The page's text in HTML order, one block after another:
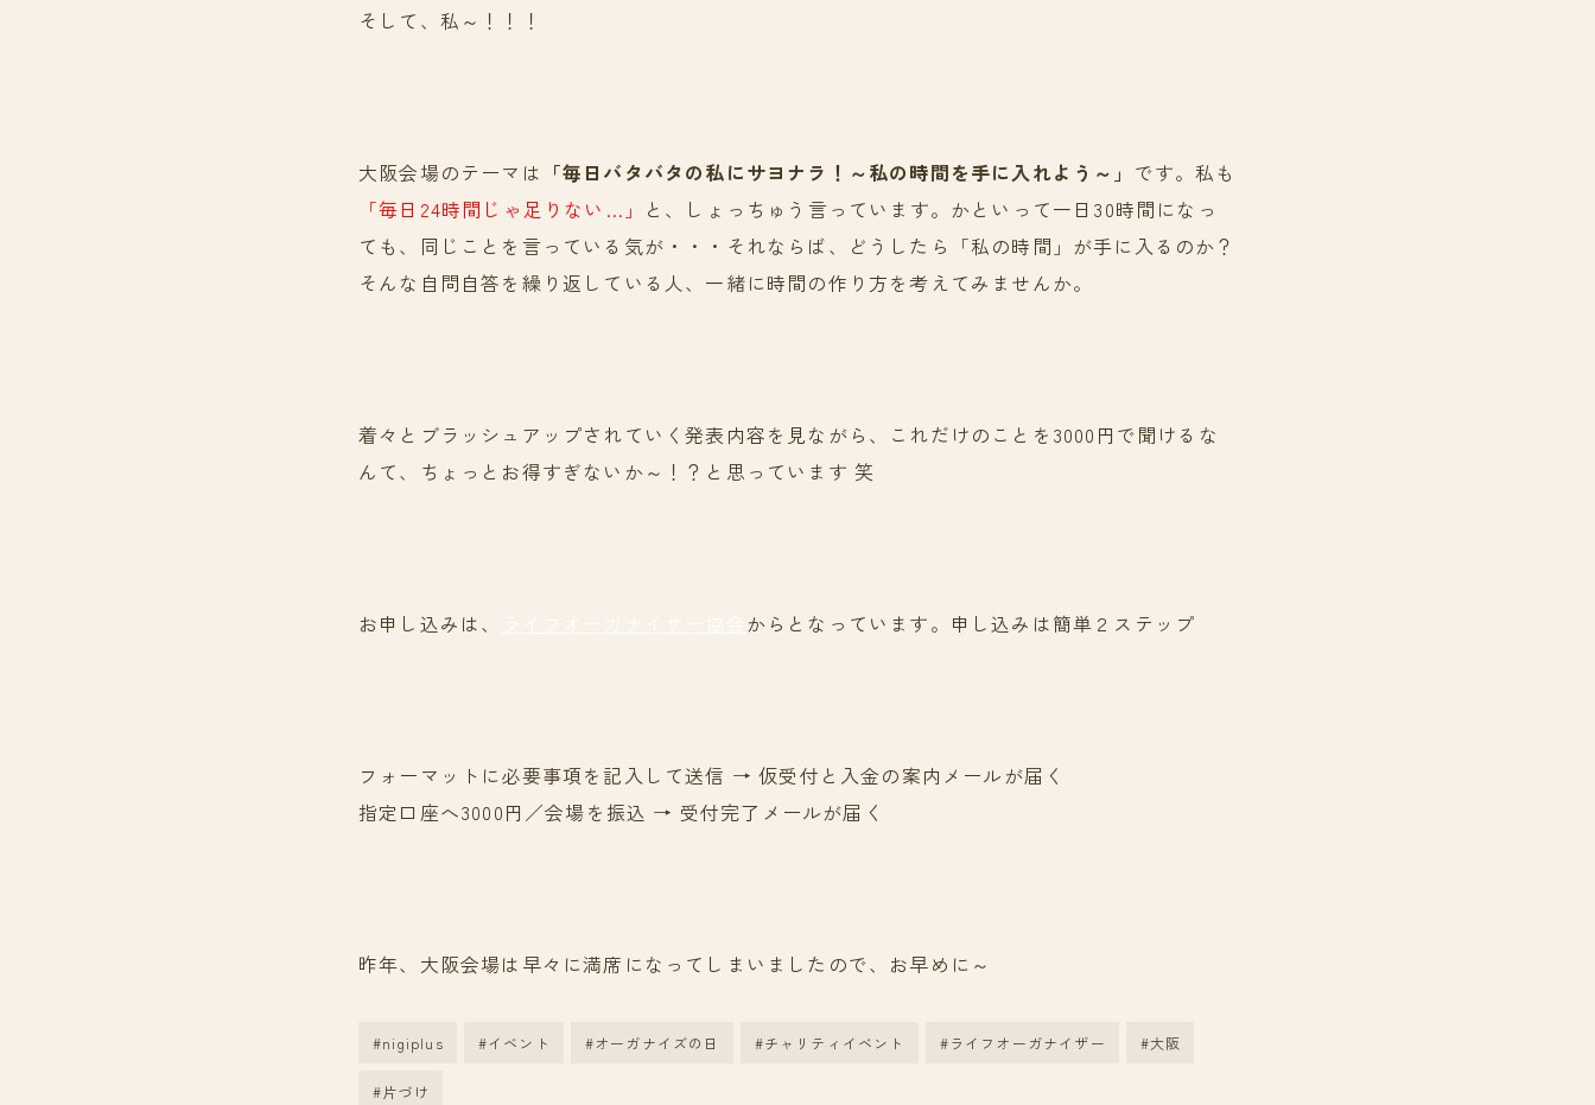
そして、私～！！！
大阪会場のテーマは 「毎日バタバタの私にサヨナラ！～私の時間を手に入れよう～」 です。私も
「毎日24時間じゃ足りない…」 と、しょっちゅう言っています。かといって一日30時間になっ
ても、同じことを言っている気が・・・それならば、どうしたら「私の時間」が手に入るのか？
そんな自問自答を繰り返している人、一緒に時間の作り方を考えてみませんか。
着々とブラッシュアップされていく発表内容を見ながら、これだけのことを3000円で聞けるな
んて、ちょっとお得すぎないか～！？と思っています 笑
お申し込みは、 からとなっています。申し込みは簡単２ステップ
フォーマットに必要事項を記入して送信 → 仮受付と入金の案内メールが届く
指定口座へ3000円／会場を振込 → 受付完了メールが届く
昨年、大阪会場は早々に満席になってしまいましたので、お早めに～
#nigiplus #イベント #オーガナイズの日 #チャリティイベント #ライフオーガナイザー #大阪
#片づけ